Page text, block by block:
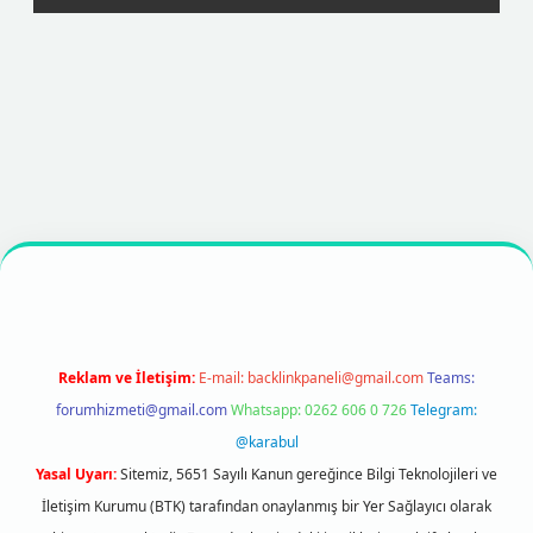
https://betexpergir.net/
Reklam ve İletişim: E-mail: backlinkpaneli@gmail.comTeams:
forumhizmeti@gmail.comWhatsapp: 0262 606 0 726Telegram:
@karabul
Yasal Uyarı:Sitemiz, 5651 Sayılı Kanun gereğince Bilgi Teknolojileri ve
İletişim Kurumu (BTK) tarafından onaylanmış bir Yer Sağlayıcı olarak